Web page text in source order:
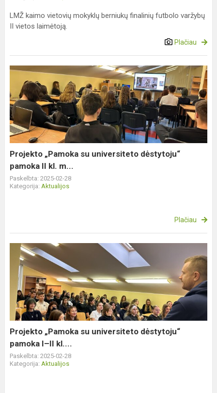
LMŽ kaimo vietovių mokyklų berniukų finalinių futbolo varžybų
II vietos laimėtoją.
Plačiau
Projekto
„Pamoka
su
universiteto
dėstytoju“
pamoka
II
kl.
m...
Projekto „Pamoka su universiteto dėstytoju“
pamoka II kl. m...
Paskelbta: 2025-02-28
Kategorija: Aktualijos
Plačiau
Projekto
„Pamoka
universiteto
dėstytoju“
pamoka
I–
II
kl....
Projekto „Pamoka su universiteto dėstytoju“
pamoka I–II kl....
Paskelbta: 2025-02-28
Kategorija: Aktualijos